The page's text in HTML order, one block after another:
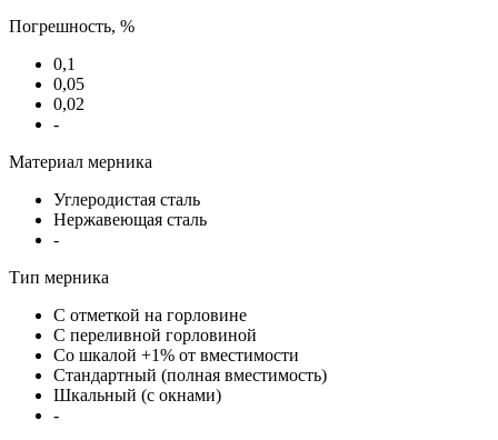
Погрешность, %
0,1
0,05
0,02
-
Материал мерника
Углеродистая сталь
Нержавеющая сталь
-
Тип мерника
С отметкой на горловине
С переливной горловиной
Со шкалой +1% от вместимости
Стандартный (полная вместимость)
Шкальный (с окнами)
-